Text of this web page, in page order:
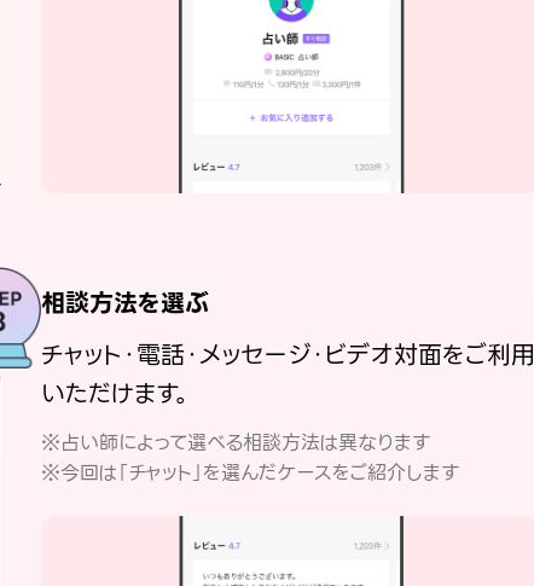
相談方法を選ぶ
チャット・電話・メッセージ・ビデオ対面をご利用
いただけます。
※占い師によって選べる相談方法は異なります
※今回は「チャット」を選んだケースをご紹介します